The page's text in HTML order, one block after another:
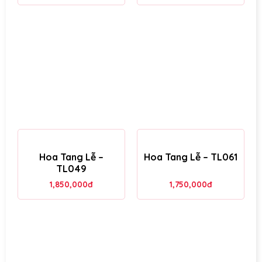
Hoa Tang Lễ –
TL049
1,850,000đ
Hoa Tang Lễ – TL061
1,750,000đ